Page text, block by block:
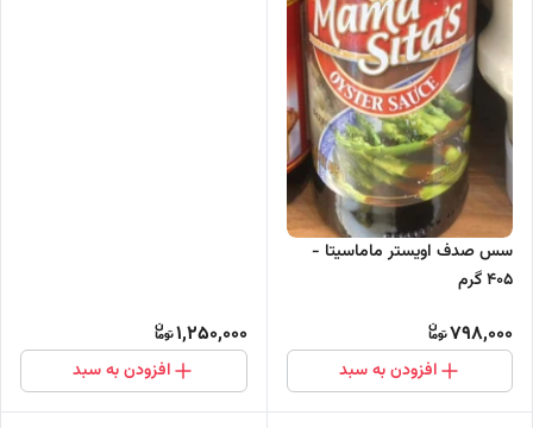
سس صدف اویستر ماماسیتا -
405 گرم
798,000
افزودن به سبد
1,250,000
افزودن به سبد